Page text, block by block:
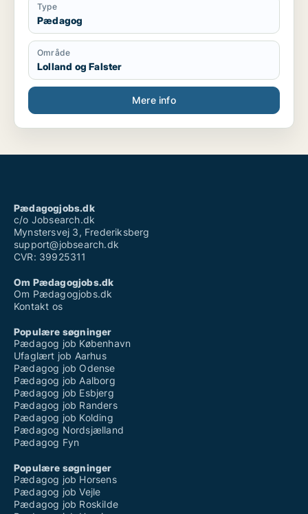
Type
Pædagog
Område
Lolland og Falster
Mere info
Pædagogjobs.dk
c/o Jobsearch.dk
Mynstersvej 3, Frederiksberg
support@jobsearch.dk
CVR: 39925311
Om Pædagogjobs.dk
Om Pædagogjobs.dk
Kontakt os
Populære søgninger
Pædagog job København
Ufaglært job Aarhus
Pædagog job Odense
Pædagog job Aalborg
Pædagog job Esbjerg
Pædagog job Randers
Pædagog job Kolding
Pædagog Nordsjælland
Pædagog Fyn
Populære søgninger
Pædagog job Horsens
Pædagog job Vejle
Pædagog job Roskilde